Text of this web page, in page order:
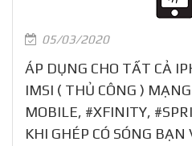
05/03/2020
ÁP DỤNG CHO TẤT CẢ
IMSI ( THỦ CÔNG )
MOBILE, #XFINITY,
KHI GHÉP CÓ SÓNG